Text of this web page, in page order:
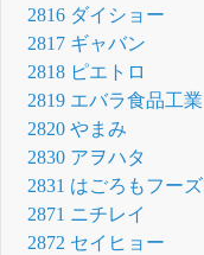
2816 ダイショー
2817 ギャバン
2818 ピエトロ
2819 エバラ食品工業
2820 やまみ
2830 アヲハタ
2831 はごろもフーズ
2871 ニチレイ
2872 セイヒョー